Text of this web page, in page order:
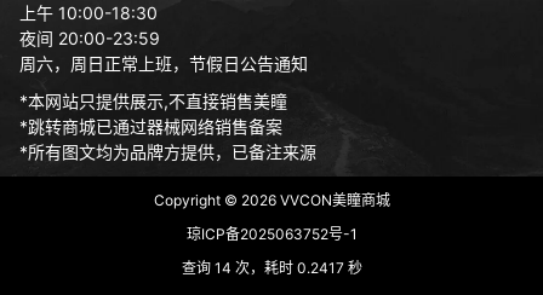
上午 10:00-18:30
夜间 20:00-23:59
周六，周日正常上班，节假日公告通知
*本网站只提供展示,不直接销售美瞳
*跳转商城已通过器械网络销售备案
*所有图文均为品牌方提供，已备注来源
Copyright © 2026VVCON美瞳商城
琼ICP备2025063752号-1
查询 14 次，耗时 0.2417 秒